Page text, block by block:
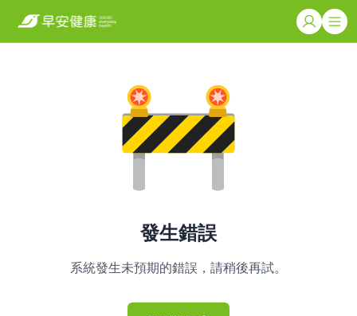
發生錯誤
系統發生未預期的錯誤，請稍後再試。